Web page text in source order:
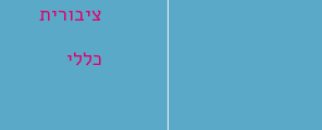
ציבורית
כללי